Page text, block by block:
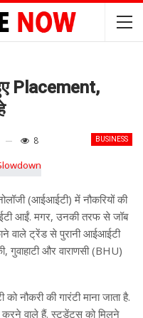
Placement,
BUSINESS
8
(आईआईटी) में नौकरियों की
आईं. मगर, उनकी तरफ से जॉब
वाले ट्रेंड से पुरानी आईआईटी
गुवाहाटी और वाराणसी (BHU)
नौकरी की गारंटी माना जाता है.
वाले हैं. स्टूडेंट्स को मिलने